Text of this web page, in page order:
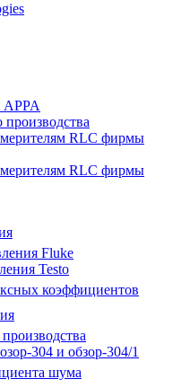
APPA
производства
RLC фирмы
RLC фирмы
Fluke
Testo
коэффициентов
304 и обзор-304/1
шума